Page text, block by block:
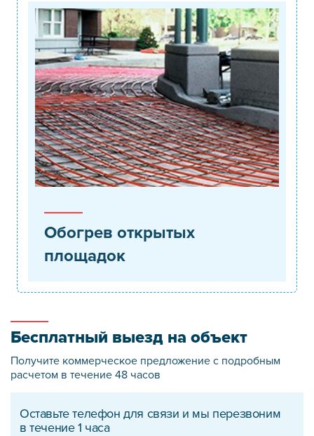
Обогрев открытых
площадок
Бесплатный выезд на объект
Получите коммерческое предложение с подробным
расчетом в течение 48 часов
Оставьте телефон для связи и мы перезвоним
в течение 1 часа